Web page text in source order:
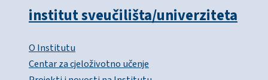
institut sveučilišta/univerziteta
O Institutu
Centar za cjeloživotno učenje